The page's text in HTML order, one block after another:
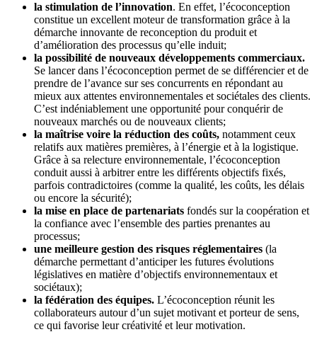
la stimulation de l’innovation. En effet, l’écoconception
constitue un excellent moteur de transformation grâce à la
démarche innovante de reconception du produit et
d’amélioration des processus qu’elle induit;
la possibilité de nouveaux développements commerciaux.
Se lancer dans l’écoconception permet de se différencier et de
prendre de l’avance sur ses concurrents en répondant au
mieux aux attentes environnementales et sociétales des clients.
C’est indéniablement une opportunité pour conquérir de
nouveaux marchés ou de nouveaux clients;
la maîtrise voire la réduction des coûts, notamment ceux
relatifs aux matières premières, à l’énergie et à la logistique.
Grâce à sa relecture environnementale, l’écoconception
conduit aussi à arbitrer entre les différents objectifs fixés,
parfois contradictoires (comme la qualité, les coûts, les délais
ou encore la sécurité);
la mise en place de partenariats fondés sur la coopération et
la confiance avec l’ensemble des parties prenantes au
processus;
une meilleure gestion des risques réglementaires (la
démarche permettant d’anticiper les futures évolutions
législatives en matière d’objectifs environnementaux et
sociétaux);
la fédération des équipes. L’écoconception réunit les
collaborateurs autour d’un sujet motivant et porteur de sens,
ce qui favorise leur créativité et leur motivation.